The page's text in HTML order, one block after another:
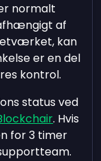
normalt
af
kan
er en del
kontrol.
status ved
. Hvis
for 3 timer